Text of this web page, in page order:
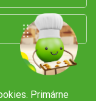
Primárne